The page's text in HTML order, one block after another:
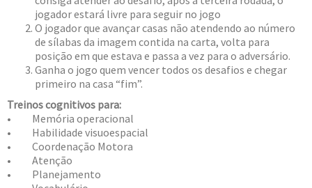
jogador estará livre para seguir no jogo
O jogador que avançar casas não atendendo ao número
de sílabas da imagem contida na carta, volta para
posição em que estava e passa a vez para o adversário.
Ganha o jogo quem vencer todos os desafios e chegar
primeiro na casa “fim”.
Treinos cognitivos para:
• Memória operacional
• Habilidade visuoespacial
• Coordenação Motora
• Atenção
• Planejamento